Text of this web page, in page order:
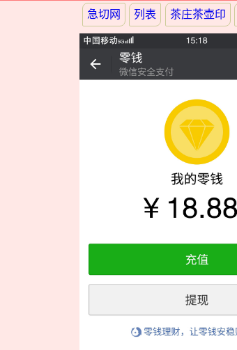
急切网 列表 茶庄茶壶印